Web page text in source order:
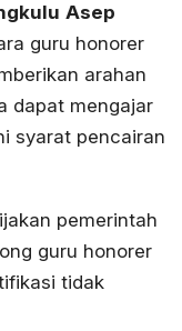
Asep
guru honorer
arahan
dapat mengajar
syarat pencairan
pemerintah
guru honorer
tidak